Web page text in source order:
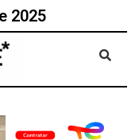
2025